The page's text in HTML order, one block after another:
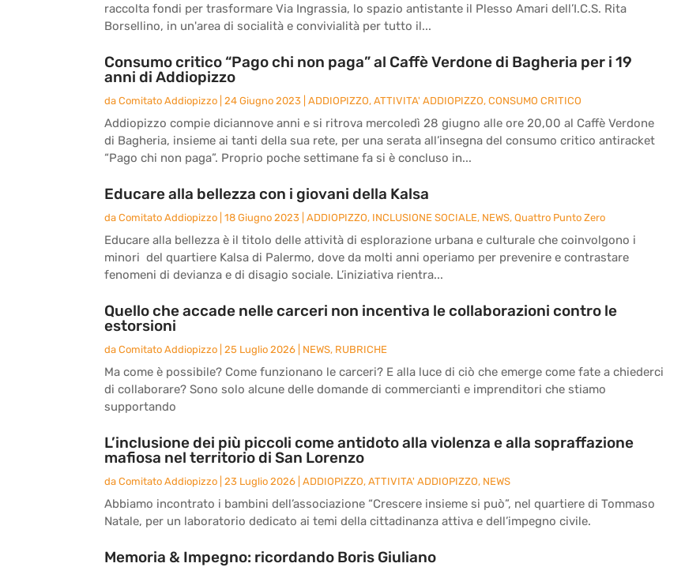
raccolta fondi per trasformare Via Ingrassia, lo spazio antistante il Plesso Amari dell’I.C.S. Rita
Borsellino, in un'area di socialità e convivialità per tutto il...
Consumo critico “Pago chi non paga” al Caffè Verdone di Bagheria per i 19
anni di Addiopizzo
da Comitato Addiopizzo 24 Giugno 2023 ADDIOPIZZO, ATTIVITA' ADDIOPIZZO, CONSUMO CRITICO
Addiopizzo compie diciannove anni e si ritrova mercoledì 28 giugno alle ore 20,00 al Caffè Verdone
di Bagheria, insieme ai tanti della sua rete, per una serata all’insegna del consumo critico antiracket
“Pago chi non paga”. Proprio poche settimane fa si è concluso in...
Educare alla bellezza con i giovani della Kalsa
da Comitato Addiopizzo 18 Giugno 2023 ADDIOPIZZO, INCLUSIONE SOCIALE, NEWS, Quattro Punto Zero
Educare alla bellezza è il titolo delle attività di esplorazione urbana e culturale che coinvolgono i
minori del quartiere Kalsa di Palermo, dove da molti anni operiamo per prevenire e contrastare
fenomeni di devianza e di disagio sociale. L’iniziativa rientra...
Quello che accade nelle carceri non incentiva le collaborazioni contro le
estorsioni
da Comitato Addiopizzo 25 Luglio 2026 NEWS, RUBRICHE
Ma come è possibile? Come funzionano le carceri? E alla luce di ciò che emerge come fate a chiederci
di collaborare? Sono solo alcune delle domande di commercianti e imprenditori che stiamo
supportando
L’inclusione dei più piccoli come antidoto alla violenza e alla sopraffazione
mafiosa nel territorio di San Lorenzo
da Comitato Addiopizzo 23 Luglio 2026 ADDIOPIZZO, ATTIVITA' ADDIOPIZZO, NEWS
Abbiamo incontrato i bambini dell’associazione “Crescere insieme si può”, nel quartiere di Tommaso
Natale, per un laboratorio dedicato ai temi della cittadinanza attiva e dell’impegno civile.
Memoria & Impegno: ricordando Boris Giuliano